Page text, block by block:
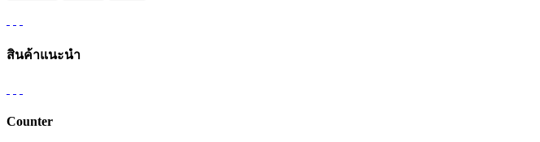
สินค้าแนะนำ
Counter